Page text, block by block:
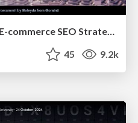
Building a Modern Day E-commerce SEO Strategy
45 9.2k